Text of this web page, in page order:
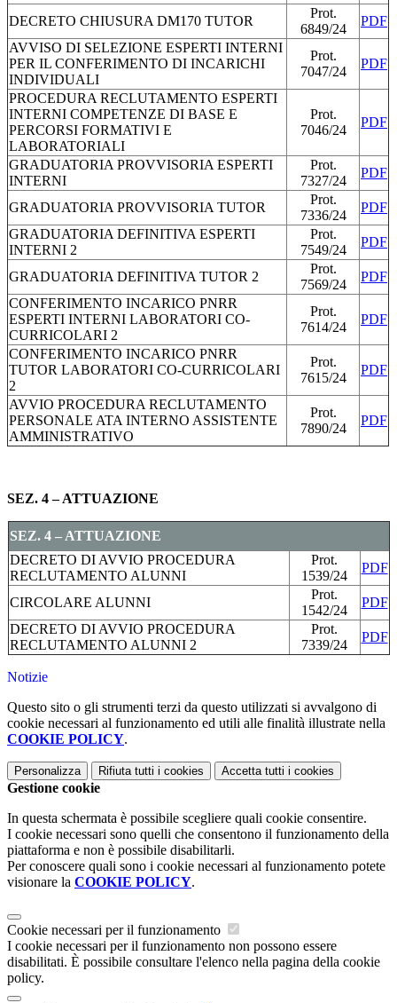
DECRETO CHIUSURA DM170 TUTOR
Prot.
6849/24
PDF
AVVISO DI SELEZIONE ESPERTI INTERNI
PER IL CONFERIMENTO DI INCARICHI
INDIVIDUALI
Prot.
7047/24
PDF
PROCEDURA RECLUTAMENTO ESPERTI
INTERNI COMPETENZE DI BASE E
PERCORSI FORMATIVI E
LABORATORIALI
Prot.
7046/24
PDF
GRADUATORIA PROVVISORIA ESPERTI
INTERNI
Prot.
7327/24
PDF
GRADUATORIA PROVVISORIA TUTOR
Prot.
7336/24
PDF
GRADUATORIA DEFINITIVA ESPERTI
INTERNI 2
Prot.
7549/24
PDF
GRADUATORIA DEFINITIVA TUTOR 2
Prot.
7569/24
PDF
CONFERIMENTO INCARICO PNRR
ESPERTI INTERNI LABORATORI CO-
CURRICOLARI 2
Prot.
7614/24
PDF
CONFERIMENTO INCARICO PNRR
TUTOR LABORATORI CO-CURRICOLARI
2
Prot.
7615/24
PDF
AVVIO PROCEDURA RECLUTAMENTO
PERSONALE ATA INTERNO ASSISTENTE
AMMINISTRATIVO
Prot.
7890/24
PDF
SEZ. 4 – ATTUAZIONE
SEZ. 4 – ATTUAZIONE
DECRETO DI AVVIO PROCEDURA
RECLUTAMENTO ALUNNI
Prot.
1539/24
PDF
CIRCOLARE ALUNNI
Prot.
1542/24
PDF
DECRETO DI AVVIO PROCEDURA
RECLUTAMENTO ALUNNI 2
Prot.
7339/24
PDF
Notizie
Questo sito o gli strumenti terzi da questo utilizzati si avvalgono di
cookie necessari al funzionamento ed utili alle finalità illustrate nella
COOKIE POLICY.
Personalizza Rifiuta tutti i cookies Accetta tutti i cookies
Gestione cookie
In questa schermata è possibile scegliere quali cookie consentire.
I cookie necessari sono quelli che consentono il funzionamento della
piattaforma e non è possibile disabilitarli.
Per conoscere quali sono i cookie necessari al funzionamento potete
visionare la COOKIE POLICY.
Cookie necessari per il funzionamento
I cookie necessari per il funzionamento non possono essere
disabilitati. È possibile consultare l'elenco nella pagina della cookie
policy.